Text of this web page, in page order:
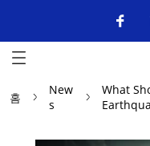
홈
New
s
What